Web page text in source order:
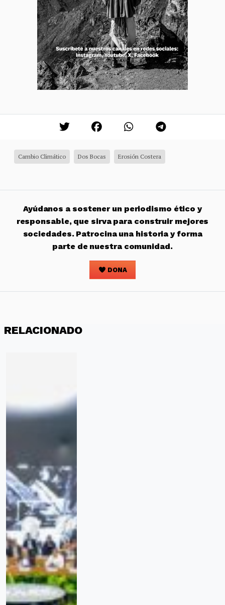
Cambio Climático Dos Bocas Erosión Costera
Ayúdanos a sostener un periodismo ético y
responsable, que sirva para construir mejores
sociedades. Patrocina una historia y forma
parte de nuestra comunidad.
DONA
RELACIONADO